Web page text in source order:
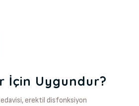
İçin Uygundur?
erektil disfonksiyon